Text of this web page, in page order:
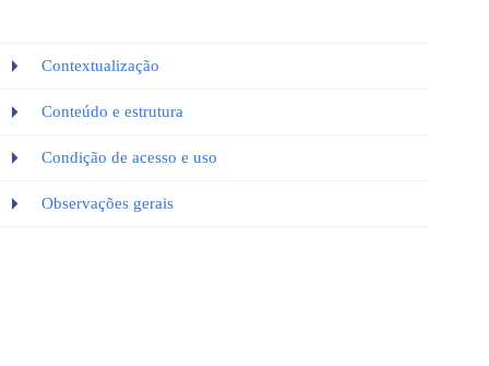
Contextualização
Conteúdo e estrutura
Condição de acesso e uso
Observações gerais